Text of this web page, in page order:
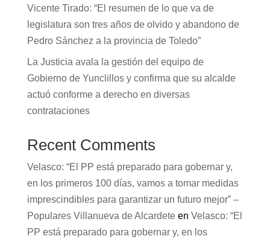
Vicente Tirado: “El resumen de lo que va de
legislatura son tres años de olvido y abandono de
Pedro Sánchez a la provincia de Toledo”
La Justicia avala la gestión del equipo de
Gobierno de Yunclillos y confirma que su alcalde
actuó conforme a derecho en diversas
contrataciones
Recent Comments
Velasco: “El PP está preparado para gobernar y,
en los primeros 100 días, vamos a tomar medidas
imprescindibles para garantizar un futuro mejor” –
Populares Villanueva de Alcardeteen Velasco: “El
PP está preparado para gobernar y, en los